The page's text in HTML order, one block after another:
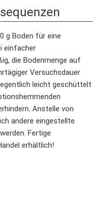
g Boden für eine
einfacher
die Bodenmenge auf
Versuchsdauer
leicht geschüttelt
Anstelle von
andere eingestellte
Fertige
erhältlich!